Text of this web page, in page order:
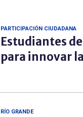
PARTICIPACIÓN CIUDADANA
Estudiantes
para innovar
RÍO GRANDE